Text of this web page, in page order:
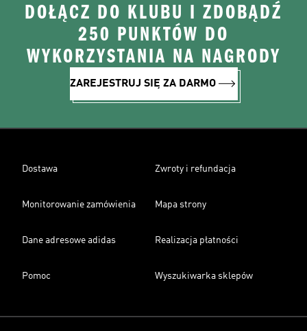
DOŁĄCZ DO KLUBU I ZDOBĄDŹ
250 PUNKTÓW DO
WYKORZYSTANIA NA NAGRODY
ZAREJESTRUJ SIĘ ZA DARMO
Dostawa Zwroty i refundacja
Monitorowanie zamówienia Mapa strony
Dane adresowe adidas Realizacja płatności
Pomoc Wyszukiwarka sklepów